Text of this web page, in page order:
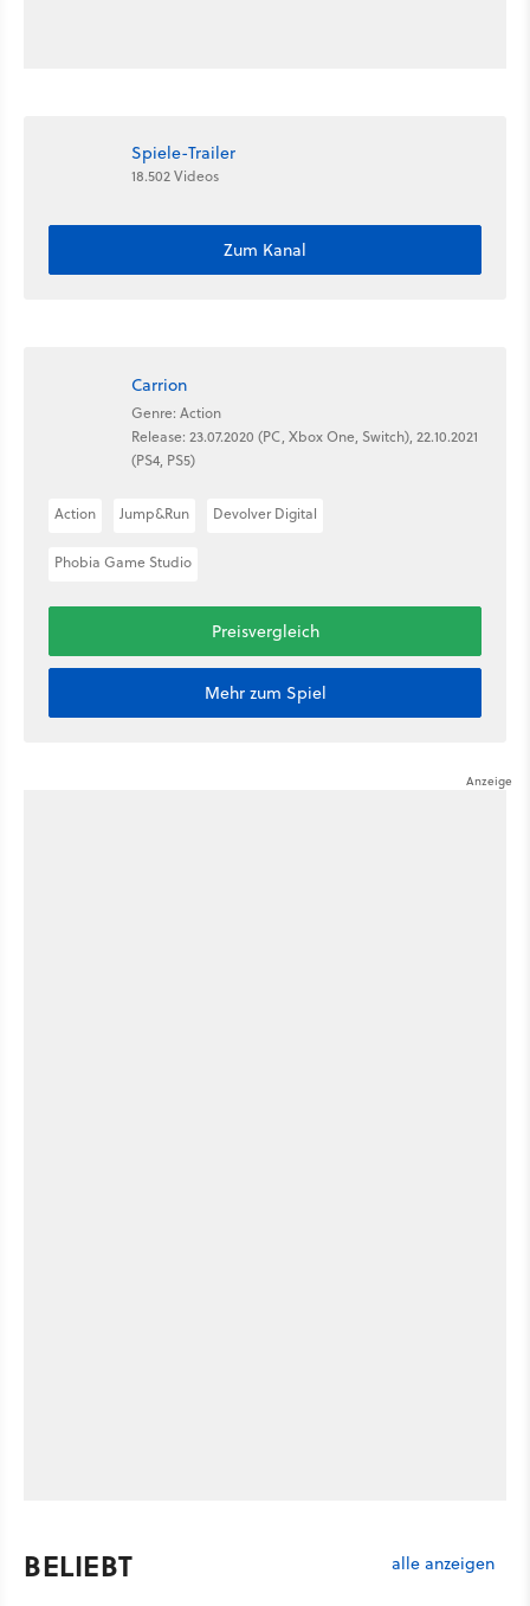
Spiele-Trailer
18.502 Videos
Zum Kanal
Carrion
Genre: Action
Release: 23.07.2020 (PC, Xbox One, Switch), 22.10.2021
(PS4, PS5)
Action Jump&Run Devolver Digital
Phobia Game Studio
Preisvergleich
Mehr zum Spiel
BELIEBT alle anzeigen